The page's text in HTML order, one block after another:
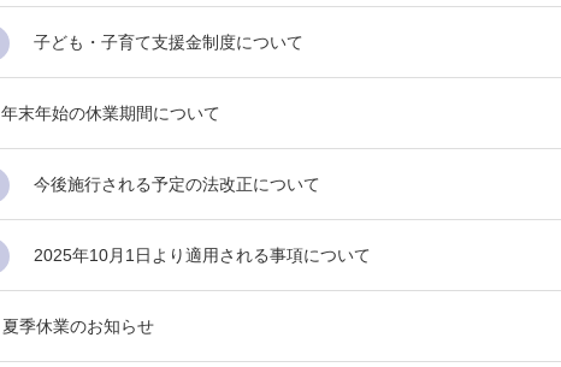
子ども・子育て支援金制度について
年末年始の休業期間について
今後施行される予定の法改正について
2025年10月1日より適用される事項について
夏季休業のお知らせ